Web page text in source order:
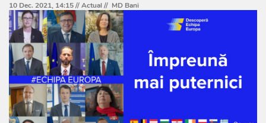
10 Dec. 2021, 14:15 //Actual// MD Bani